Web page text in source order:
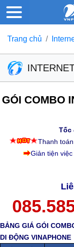
Trang chủ
GÓI COMBO
Tốc
Thanh
Giản tiện
BẢNG GIÁ GÓI
DI ĐỘNG VINAPHONE